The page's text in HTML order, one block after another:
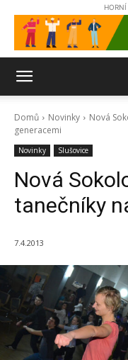
Domů Novinky
Nová
generacemi
Novinky Slušovice
Nová
tanečníky
7.4.2013